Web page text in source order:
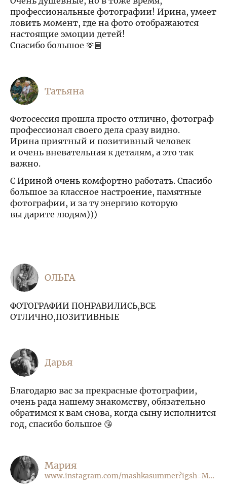
профессиональные фотографии! Ирина, умеет
ловить момент, где на фото отображаются
настоящие эмоции детей!
Спасибо большое 🫶🏼
Татьяна
Фотосессия прошла просто отлично, фотограф
профессионал своего дела сразу видно.
Ирина приятный и позитивный человек
и очень вневательная к деталям, а это так
важно.
С Ириной очень комфортно работать. Спасибо
большое за классное настроение, памятные
фотографии, и за ту энергию которую
вы дарите людям)))
ОЛЬГА
ФОТОГРАФИИ ПОНРАВИЛИСЬ,ВСЕ
ОТЛИЧНО,ПОЗИТИВНЫЕ
Дарья
Благодарю вас за прекрасные фотографии,
очень рада нашему знакомству, обязательно
обратимся к вам снова, когда сыну исполнится
год, спасибо большое 😘
Мария
www.instagram.com/mashkasummer?igsh=MWhlb3JkYXZmOWIzOA==